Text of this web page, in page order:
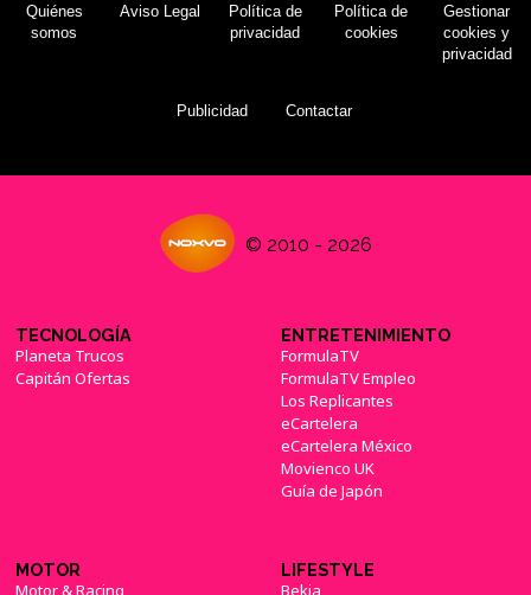
Quiénes
somos
Aviso Legal
Política de
privacidad
Política de
cookies
Gestionar
cookies y
privacidad
Publicidad Contactar
© 2010 - 2026
TECNOLOGÍA
Planeta Trucos
Capitán Ofertas
ENTRETENIMIENTO
FormulaTV
FormulaTV Empleo
Los Replicantes
eCartelera
eCartelera México
Movienco UK
Guía de Japón
MOTOR
Motor & Racing
LIFESTYLE
Bekia